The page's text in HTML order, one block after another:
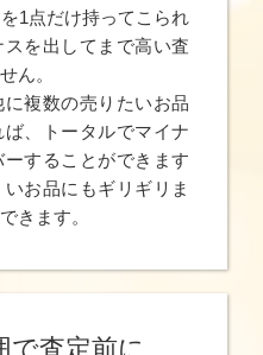
1点だけ持ってこられ
を出してまで高い査
ん。
複数の売りたいお品
、トータルでマイナ
することができます
お品にもギリギリま
きます。
で査定前に